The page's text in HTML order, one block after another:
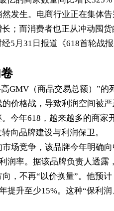
发生。电商行业正在集体告
；而消费者也正从冲动囤货
5月31日报道《618首轮战
GMV（商品交易总额）”的
价格战，导致利润空间被
今年618，越来越多的商家
向品牌建设与利润保卫。
场竞争，该品牌今年明确向
润率。据该品牌负责人透露，
，不再“以价换量”。他预计
升至少15%。这种“保利润